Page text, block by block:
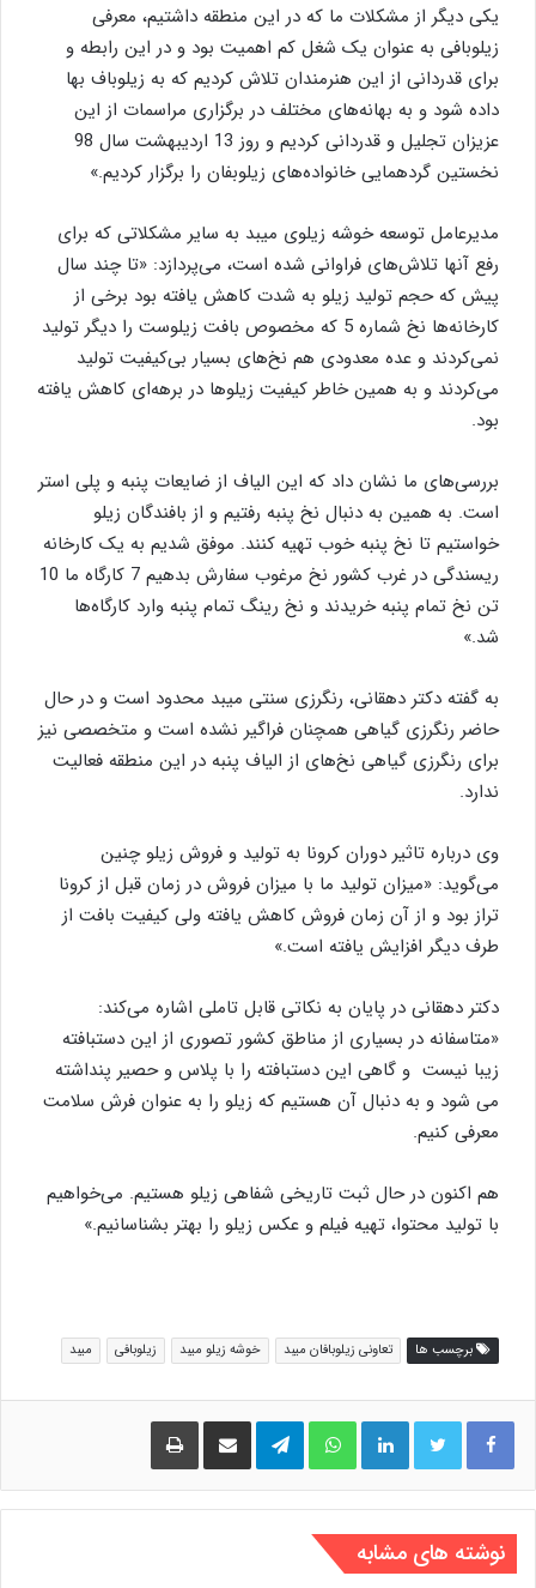
یکی دیگر از مشکلات ما که در این منطقه داشتیم، معرفی
زیلوبافی به عنوان یک شغل کم اهمیت بود و در این رابطه و
برای قدردانی از این هنرمندان تلاش کردیم که به زیلوباف بها
داده شود و به بهانه‌های مختلف در برگزاری مراسمات از این
عزیزان تجلیل و قدردانی کردیم و روز 13 اردیبهشت سال 98
نخستین گردهمایی خانواده‌های زیلوبفان را برگزار کردیم.»
مدیرعامل توسعه خوشه زیلوی میبد به سایر مشکلاتی که برای
رفع آنها تلاش‌های فراوانی شده است، می‌پردازد: «تا چند سال
پیش که حجم تولید زیلو به شدت کاهش یافته بود برخی از
کارخانه‌ها نخ شماره 5 که مخصوص بافت زیلوست را دیگر تولید
نمی‌کردند و عده معدودی هم نخ‌های بسیار بی‌کیفیت تولید
می‌کردند و به همین خاطر کیفیت زیلوها در برهه‌ای کاهش یافته
بود.
بررسی‌های ما نشان داد که این الیاف از ضایعات پنبه و پلی استر
است. به همین به دنبال نخ پنبه رفتیم و از بافندگان زیلو
خواستیم تا نخ پنبه خوب تهیه کنند. موفق شدیم به یک کارخانه
ریسندگی در غرب کشور نخ مرغوب سفارش بدهیم 7 کارگاه ما 10
تن نخ تمام پنبه خریدند و نخ رینگ تمام پنبه وارد کارگاه‌ها
شد.»
به گفته دکتر دهقانی، رنگرزی سنتی میبد محدود است و در حال
حاضر رنگرزی گیاهی همچنان فراگیر نشده است و متخصصی نیز
برای رنگرزی گیاهی نخ‌‌‌‌‌‌های از الیاف پنبه در این منطقه فعالیت
ندارد.
وی درباره تاثیر دوران کرونا به تولید و فروش زیلو چنین
می‌گوید: «میزان تولید ما با میزان فروش در زمان قبل از کرونا
تراز بود و از آن زمان فروش کاهش یافته ولی کیفیت بافت از
طرف دیگر افزایش یافته است.»
دکتر دهقانی در پایان به نکاتی قابل تاملی اشاره می‌کند:
«متاسفانه در بسیاری از مناطق کشور تصوری از این دستبافته
زیبا نیست و گاهی این دستبافته را با پلاس و حصیر پنداشته
می شود و به دنبال آن هستیم که زیلو را به عنوان فرش سلامت
معرفی کنیم.
هم اکنون در حال ثبت تاریخی شفاهی زیلو هستیم. می‌خواهیم
با تولید محتوا، تهیه فیلم و عکس زیلو را بهتر بشناسانیم.»
برچسب ها تعاونی زیلوبافان میبد خوشه زیلو میبد زیلوبافی میبد
لینکدین واتس آپ تلگرام اشتراک گذاری از طریق ایمیل
نوشته های مشابه